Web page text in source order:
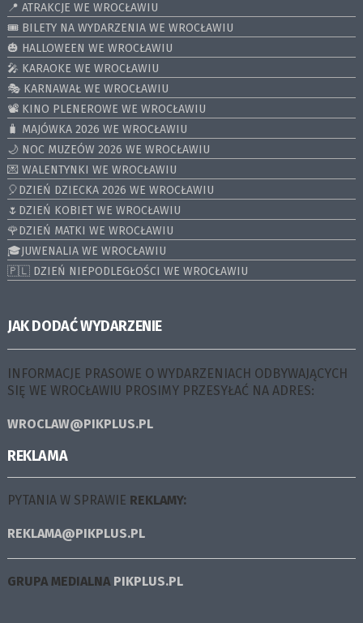
📍 ATRAKCJE WE WROCŁAWIU
🎟️ BILETY NA WYDARZENIA WE WROCŁAWIU
🎃 HALLOWEEN WE WROCŁAWIU
🎤 KARAOKE WE WROCŁAWIU
🎭 KARNAWAŁ WE WROCŁAWIU
📽️ KINO PLENEROWE WE WROCŁAWIU
🧳 MAJÓWKA 2026 WE WROCŁAWIU
🌙 NOC MUZEÓW 2026 WE WROCŁAWIU
💌 WALENTYNKI WE WROCŁAWIU
🎈DZIEŃ DZIECKA 2026 WE WROCŁAWIU
🌷DZIEŃ KOBIET WE WROCŁAWIU
🌹DZIEŃ MATKI WE WROCŁAWIU
🎓JUWENALIA WE WROCŁAWIU
🇵🇱 DZIEŃ NIEPODLEGŁOŚCI WE WROCŁAWIU
JAK DODAĆ WYDARZENIE
INFORMACJE PRASOWE O WYDARZENIACH ODBYWAJĄCYCH
SIĘ WE WROCŁAWIU PROSIMY PRZESYŁAĆ NA ADRES:
WROCLAW@PIKPLUS.PL
REKLAMA
PYTANIA W SPRAWIE REKLAMY:
REKLAMA@PIKPLUS.PL
GRUPA MEDIALNA PIKPLUS.PL